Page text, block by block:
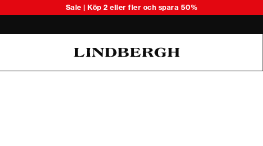
Sale | Köp 2 eller fler och spara 50%
Upptäck säsongens lätta stickade